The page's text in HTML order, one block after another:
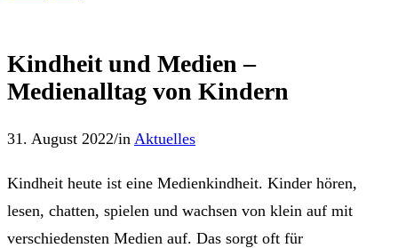
Kindheit und Medien –
Medienalltag von Kindern
31. August 2022/in Aktuelles
Kindheit heute ist eine Medienkindheit. Kinder hören,
lesen, chatten, spielen und wachsen von klein auf mit
verschiedensten Medien auf. Das sorgt oft für